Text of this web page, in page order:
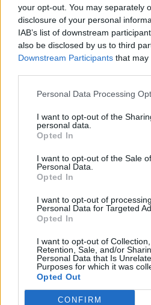
your opt-out. You may separately
disclosure of your personal
IAB’s list of downstream
also be disclosed by us to third
Downstream Participants that may
Personal Data Processing
I want to opt-out of the
personal data.
Opted In
I want to opt-out of the Sale
Personal Data.
Opted In
I want to opt-out of
Personal Data for Targeted
Opted In
I want to opt-out of Collection,
Retention, Sale, and/or
Personal Data that Is
Purposes for which it was
Opted Out
CONFIRM
2026. augusztus 08., szombat
Hétvégén is
árának csökkenése